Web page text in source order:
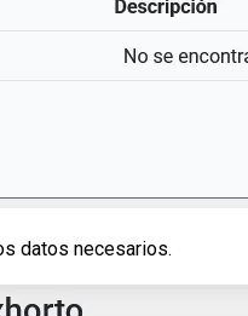
datos necesarios.